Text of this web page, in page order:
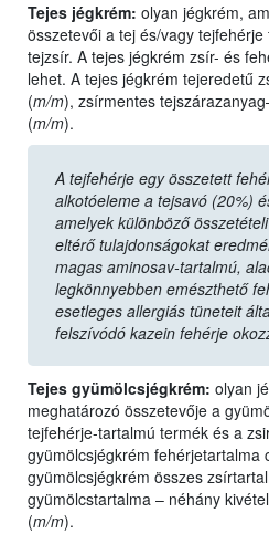
Tejes jégkrém: olyan jégkrém,
összetevői a tej és/vagy
tejzsír. A tejes jégkrém zsír- és
lehet. A tejes jégkrém tejeredetű
(m/m), zsírmentes
(m/m).
A tejfehérje egy összetett
alkotóeleme a tejsavó (20%)
amelyek különböző
eltérő tulajdonságokat
magas aminosav-tartalmú,
legkönnyebben emészthető
esetleges allergiás tüneteit
felszívódó kazein fehérje
Tejes gyümölcsjégkrém: olyan
meghatározó összetevője a
tejfehérje-tartalmú termék és a
gyümölcsjégkrém fehérjetartalma
gyümölcsjégkrém összes
gyümölcstartalma – néhány
(m/m).